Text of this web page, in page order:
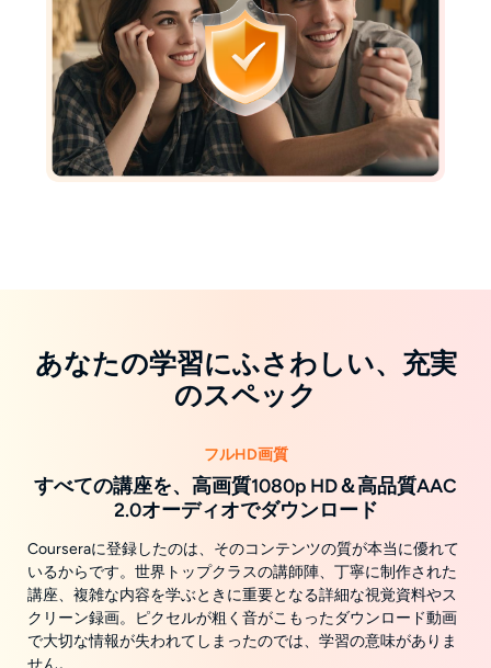
あなたの学習にふさわしい、充実
のスペック
フルHD画質
すべての講座を、高画質1080p HD＆高品質AAC
2.0オーディオでダウンロード
Courseraに登録したのは、そのコンテンツの質が本当に優れて
いるからです。世界トップクラスの講師陣、丁寧に制作された
講座、複雑な内容を学ぶときに重要となる詳細な視覚資料やス
クリーン録画。ピクセルが粗く音がこもったダウンロード動画
で大切な情報が失われてしまったのでは、学習の意味がありま